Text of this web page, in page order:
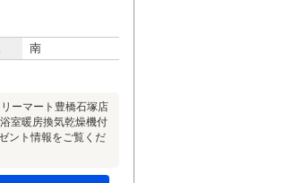
南
ーマート豊橋石塚店
室暖房換気乾燥機付
ント情報をご覧くだ